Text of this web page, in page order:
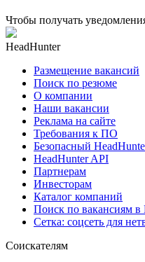
Чтобы получать
HeadHunter
Размещение вакансий
Поиск по резюме
О компании
Наши вакансии
Реклама на сайте
Требования к ПО
Безопасный
HeadHunter API
Партнерам
Инвесторам
Каталог компаний
Поиск по вакансиям
Сетка: соцсеть для
Соискателям